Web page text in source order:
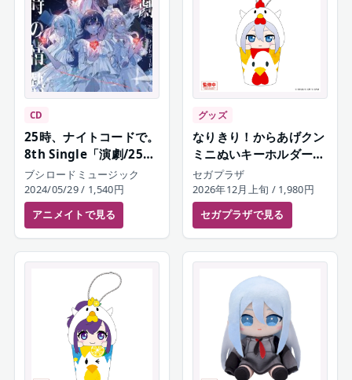
CD
25時、ナイトコードで。
8th Single「演劇/25時
の情熱」
ブシロードミュージック
2024/05/29/ 1,540円
アニメイトで見る
グッズ
なりきり！からあげクン
ミニぬいキーホルダー
宵崎奏
セガプラザ
2026年12月上旬 / 1,980円
セガプラザで見る